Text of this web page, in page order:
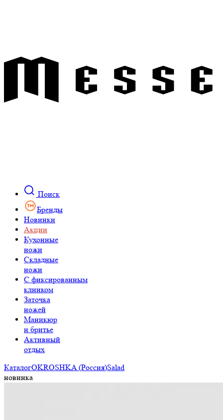
Поиск
Бренды
Новинки
Акции
Кухонные
ножи
Складные
ножи
C фиксированным
клинком
Заточка
ножей
Маникюр
и бритье
Активный
отдых
КаталогOKROSHKA (Россия)Salad
новинка